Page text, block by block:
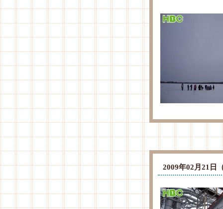
2009年02月21